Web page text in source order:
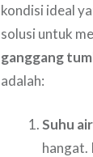
kondisi ideal
solusi untuk
ganggang
adalah:
Suhu
hangat.